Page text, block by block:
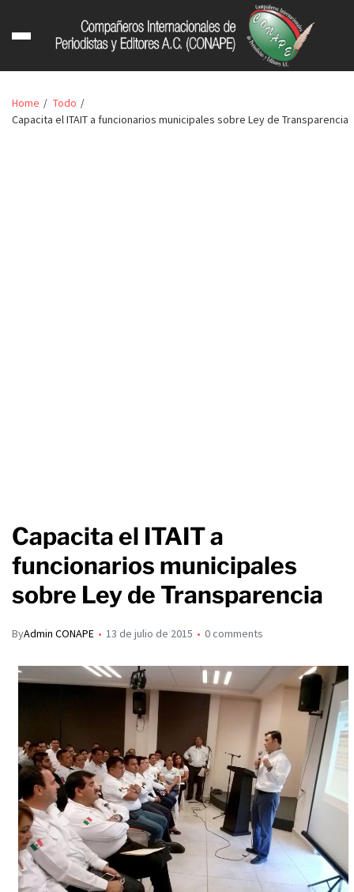
Home
Todo
Capacita el ITAIT a funcionarios municipales sobre Ley de Transparencia
Capacita el ITAIT a
funcionarios municipales
sobre Ley de Transparencia
ByAdmin CONAPE 13 de julio de 2015 0 comments